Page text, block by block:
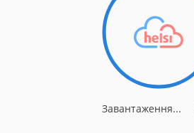
Завантаження...